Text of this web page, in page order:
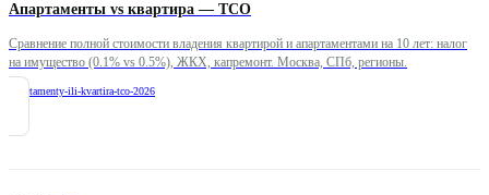
Апартаменты vs квартира — TCO
Сравнение полной стоимости владения квартирой и апартаментами на 10 лет: налог
на имущество (0.1% vs 0.5%), ЖКХ, капремонт. Москва, СПб, регионы.
apartamenty-ili-kvartira-tco-2026